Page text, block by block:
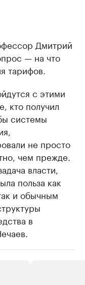
Дмитрий
— на что
тарифов.
с этими
кто получил
системы
не просто
чем прежде.
власти,
польза как
и обычным
в